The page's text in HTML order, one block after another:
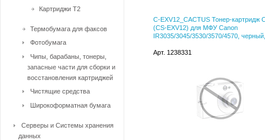
C-EXV12_CACTUS Тонер-картридж
(CS-EXV12) для МФУ Canon
IR3035/3045/3530/3570/4570,
Арт. 1238331
Картриджи T2
Термобумага для факсов
Фотобумага
Чипы, барабаны, тонеры,
запасные части для сборки и
восстановления картриджей
Чистящие средства
Широкоформатная бумага
Серверы и Системы хранения
данных